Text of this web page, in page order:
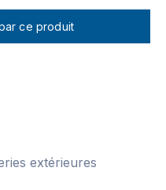
ce produit
extérieures